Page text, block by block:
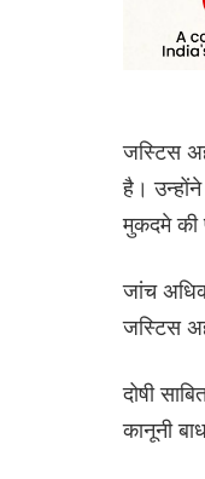
जस्टिस
है।
मुकदमे की
जांच
जस्टिस
दोषी
कानूनी